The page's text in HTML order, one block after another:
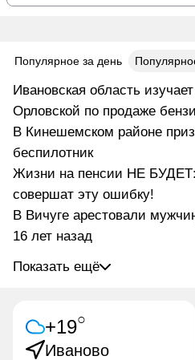
Популярное за день
Ивановская область
Орловской по продаже
В Кинешемском районе
беспилотник
Жизни на пенсии НЕ
совершат эту ошибку!
В Вичуге арестовали
16 лет назад
Показать ещё
+19○
Иваново